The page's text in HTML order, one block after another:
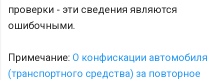
проверки - эти сведения являются
ошибочными.
Примечание: О конфискации автомобиля
(транспортного средства) за повторное